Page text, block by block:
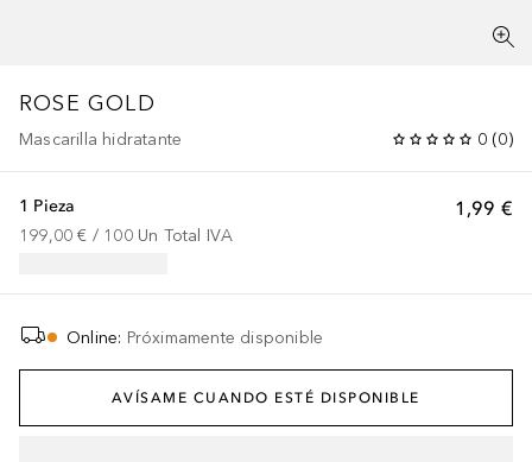
ROSE GOLD
Mascarilla hidratante 0 (0)
1,99 €
1 Pieza
199,00 € / 100 Un Total IVA
Online: Próximamente disponible
AVÍSAME CUANDO ESTÉ DISPONIBLE